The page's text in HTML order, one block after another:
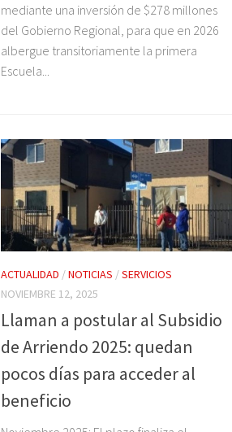
mediante una inversión de $278 millones
del Gobierno Regional, para que en 2026
albergue transitoriamente la primera
Escuela...
ACTUALIDAD /NOTICIAS /SERVICIOS
NOVIEMBRE 12, 2025
Llaman a postular al Subsidio
de Arriendo 2025: quedan
pocos días para acceder al
beneficio